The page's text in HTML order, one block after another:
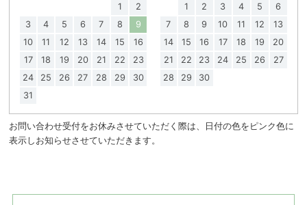
1
2
3
4 5 6 7 8
9
10
11 12 13 14 15
16
17
18 19 20 21 22
23
24
25 26 27 28 29
30
31
1
2 3 4 5
6
7
8 9 10 11 12
13
14
15 16 17 18 19
20
21
22 23 24 25 26
27
28
29 30
お問い合わせ受付をお休みさせていただく際は、日付の色をピンク色に
表示しお知らせさせていただきます。